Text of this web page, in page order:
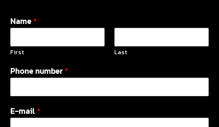
Name *
First Last
Phone number*
E-mail *